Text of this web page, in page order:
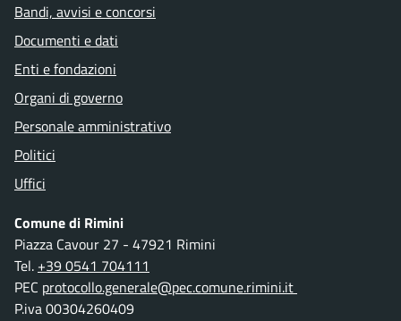
Bandi, avvisi e concorsi
Documenti e dati
Enti e fondazioni
Organi di governo
Personale amministrativo
Politici
Uffici
Comune di Rimini
Piazza Cavour 27 - 47921 Rimini
Tel. +39 0541 704111
PEC protocollo.generale@pec.comune.rimini.it
P.iva 00304260409